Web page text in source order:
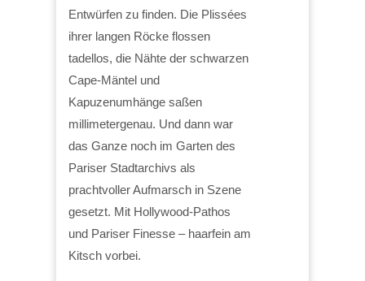
Entwürfen zu finden. Die Plissées
ihrer langen Röcke flossen
tadellos, die Nähte der schwarzen
Cape-Mäntel und
Kapuzenumhänge saßen
millimetergenau. Und dann war
das Ganze noch im Garten des
Pariser Stadtarchivs als
prachtvoller Aufmarsch in Szene
gesetzt. Mit Hollywood-Pathos
und Pariser Finesse – haarfein am
Kitsch vorbei.